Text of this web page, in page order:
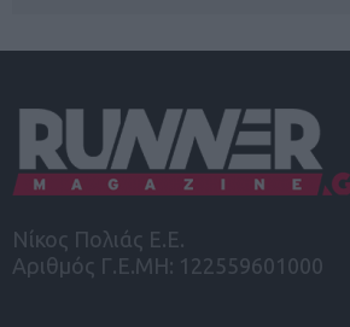
Νίκος Πολιάς Ε.Ε.
Αριθμός Γ.Ε.ΜΗ: 122559601000